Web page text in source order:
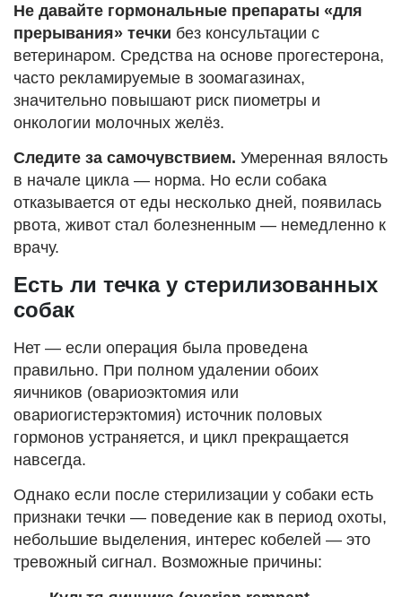
Не давайте гормональные препараты «для
прерывания» течки без консультации с
ветеринаром. Средства на основе прогестерона,
часто рекламируемые в зоомагазинах,
значительно повышают риск пиометры и
онкологии молочных желёз.
Следите за самочувствием. Умеренная вялость
в начале цикла — норма. Но если собака
отказывается от еды несколько дней, появилась
рвота, живот стал болезненным — немедленно к
врачу.
Есть ли течка у стерилизованных
собак
Нет — если операция была проведена
правильно. При полном удалении обоих
яичников (овариоэктомия или
овариогистерэктомия) источник половых
гормонов устраняется, и цикл прекращается
навсегда.
Однако если после стерилизации у собаки есть
признаки течки — поведение как в период охоты,
небольшие выделения, интерес кобелей — это
тревожный сигнал. Возможные причины: